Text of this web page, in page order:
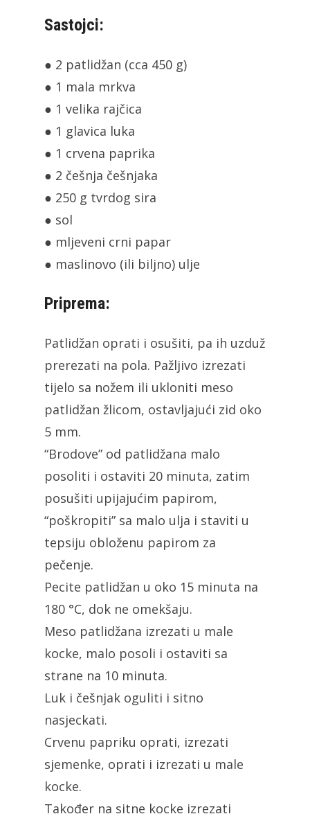
Sastojci:
● 2 patlidžan (cca 450 g)
● 1 mala mrkva
● 1 velika rajčica
● 1 glavica luka
● 1 crvena paprika
● 2 češnja češnjaka
● 250 g tvrdog sira
● sol
● mljeveni crni papar
● maslinovo (ili biljno) ulje
Priprema:
Patlidžan oprati i osušiti, pa ih uzduž
prerezati na pola. Pažljivo izrezati
tijelo sa nožem ili ukloniti meso
patlidžan žlicom, ostavljajući zid oko
5 mm.
“Brodove” od patlidžana malo
posoliti i ostaviti 20 minuta, zatim
posušiti upijajućim papirom,
“poškropiti” sa malo ulja i staviti u
tepsiju obloženu papirom za
pečenje.
Pecite patlidžan u oko 15 minuta na
180 °C, dok ne omekšaju.
Meso patlidžana izrezati u male
kocke, malo posoli i ostaviti sa
strane na 10 minuta.
Luk i češnjak oguliti i sitno
nasjeckati.
Crvenu papriku oprati, izrezati
sjemenke, oprati i izrezati u male
kocke.
Također na sitne kocke izrezati